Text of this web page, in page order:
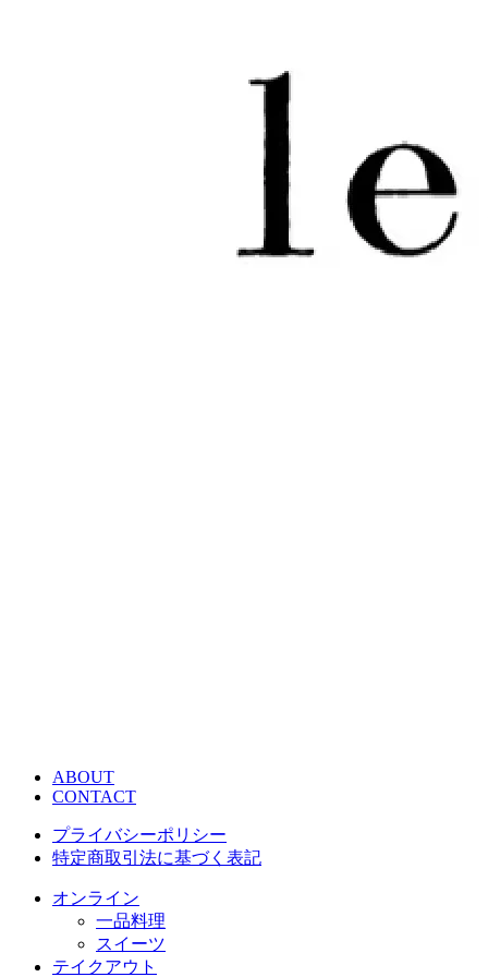
ABOUT
CONTACT
プライバシーポリシー
特定商取引法に基づく表記
オンライン
一品料理
スイーツ
テイクアウト